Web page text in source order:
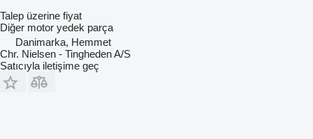
Talep üzerine fiyat
Diğer motor yedek parça
Danimarka, Hemmet
Chr. Nielsen - Tingheden A/S
Satıcıyla iletişime geç